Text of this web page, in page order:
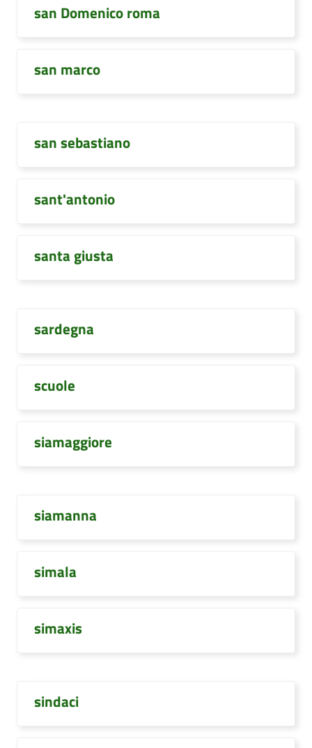
san Domenico roma
san marco
san sebastiano
sant'antonio
santa giusta
sardegna
scuole
siamaggiore
siamanna
simala
simaxis
sindaci